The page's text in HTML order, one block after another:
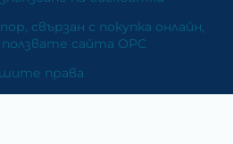
свързан с покупка онлайн,
сайта ОРС
права